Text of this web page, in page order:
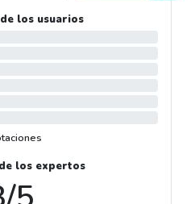
los usuarios
los expertos